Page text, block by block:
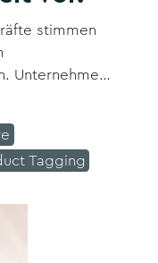
stimmen
Unternehmen
können
Innovationen
Tagging